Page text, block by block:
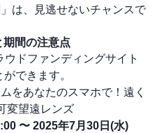
は、見逃せないチャンスで
期間の注意点
ドファンディングサイト
できます。
をあなたのスマホで！遠く
変望遠レンズ
〜 2025年7月30日(水)